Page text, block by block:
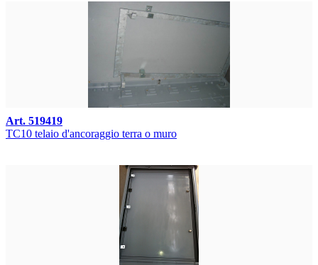
Art. 519419
TC10 telaio d'ancoraggio terra o muro